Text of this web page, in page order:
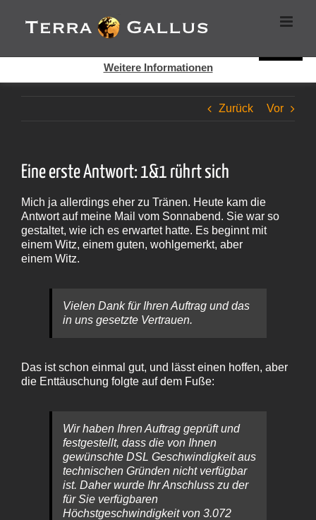
Inhalt
springen
Zurück Vor
Eine erste Antwort: 1&1 rührt sich
Mich ja allerdings eher zu Tränen. Heute kam die
Antwort auf meine Mail vom Sonnabend. Sie war so
gestaltet, wie ich es erwartet hatte. Es beginnt mit
einem Witz, einem guten, wohlgemerkt, aber
einem Witz.
Vielen Dank für Ihren Auftrag und das
in uns gesetzte Vertrauen.
Das ist schon einmal gut, und lässt einen hoffen, aber
die Enttäuschung folgte auf dem Fuße:
Wir haben Ihren Auftrag geprüft und
festgestellt, dass die von Ihnen
gewünschte DSL Geschwindigkeit aus
technischen Gründen nicht verfügbar
ist. Daher wurde Ihr Anschluss zu der
für Sie verfügbaren
Höchstgeschwindigkeit von 3.072
Cookies helfen auf auf dieser Seite bei der Bereitstellung der
Dienste. Durch die Nutzung dieser Webseite erklären Sie sich
Weitere Informationen